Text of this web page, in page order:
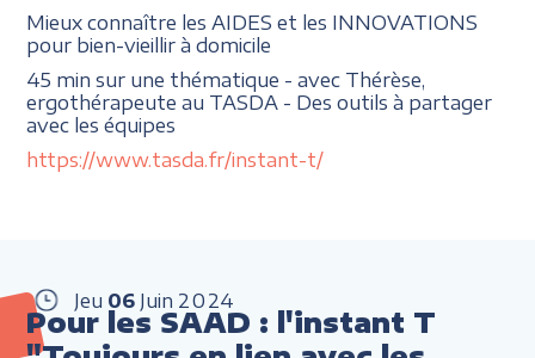
Mieux connaître les AIDES et les INNOVATIONS
pour bien-vieillir à domicile
45 min sur une thématique - avec Thérèse,
ergothérapeute au TASDA - Des outils à partager
avec les équipes
https://www.tasda.fr/instant-t/
Jeu 06 Juin 2024
Pour les SAAD : l'instant T